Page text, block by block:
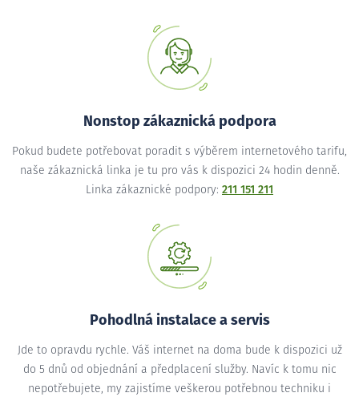
Nonstop zákaznická podpora
Pokud budete potřebovat poradit s výběrem internetového tarifu,
naše zákaznická linka je tu pro vás k dispozici 24 hodin denně.
Linka zákaznické podpory: 211 151 211
Pohodlná instalace a servis
Jde to opravdu rychle. Váš internet na doma bude k dispozici už
do 5 dnů od objednání a předplacení služby. Navíc k tomu nic
nepotřebujete, my zajistíme veškerou potřebnou techniku i